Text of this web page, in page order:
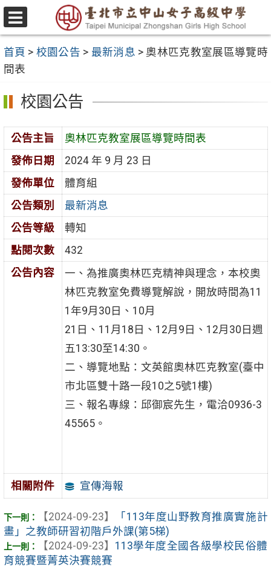
跳
至
要
內
容
區
選
單
首頁 > 校園公告 > 最新消息 > 奧林匹克教室展區導覽時
間表
校園公告
公告主旨
奧林匹克教室展區導覽時間表
發佈日期
2024 年 9 月 23 日
發佈單位
體育組
公告類別
最新消息
公告等級
轉知
點閱次數
432
公告內容
一、為推廣奧林匹克精神與理念，本校奧
林匹克教室免費導覽解說，開放時間為11
1年9月30日、10月
21日、11月18日、12月9日、12月30日週
五13:30至14:30。
二、導覽地點：文英館奧林匹克教室(臺中
市北區雙十路一段10之5號1樓)
三、報名專線：邱御宸先生，電洽0936-3
45565。
相關附件 宣傳海報
【2024-09-23】
「113年度山野教育推廣實施計
畫」之教師研習初階戶外課(第5梯)
【2024-09-23】 113學年度全國各級學校民俗體
育競賽暨菁英決賽競賽